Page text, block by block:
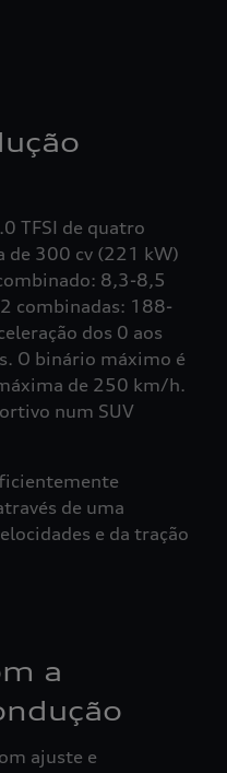
TFSI de quatro
de 300 cv (221 kW)
8,3-8,5
combinadas: 188-
dos 0 aos
O binário máximo é
de 250 km/h.
num SUV
de uma
e da tração
a
ajuste e